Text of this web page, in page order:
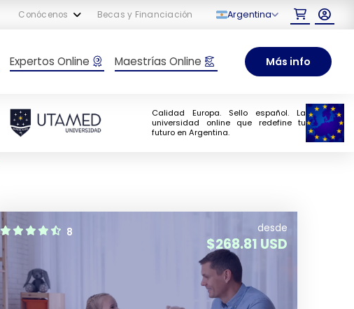
Conócenos Becas y Financiación Argentina
Expertos Online Maestrías Online Más info
Calidad Europa. Sello español. La
universidad online que redefine tu
futuro en Argentina.
8 desde
$268.81 USD